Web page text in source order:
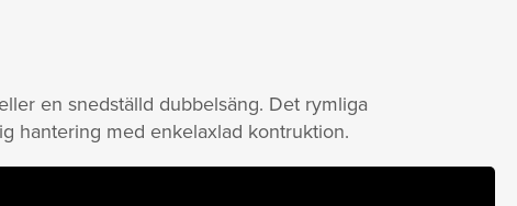
en snedställd dubbelsäng. Det rymliga
hantering med enkelaxlad kontruktion.